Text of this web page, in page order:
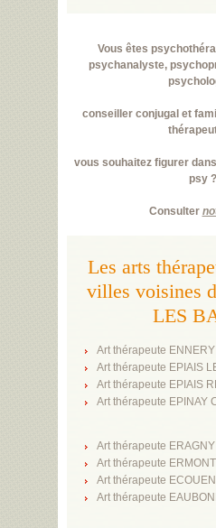
Vous êtes
psychanalyste,
conseiller conjugal et
vous souhaitez figurer
psy ?
Consulter
Les arts
villes voisines
LES
Art thérapeute ENNERY
Art thérapeute EPIAIS
Art thérapeute EPIAIS
Art thérapeute EPINAY
Art thérapeute ERAGNY
Art thérapeute ERMONT
Art thérapeute ECOUEN
Art thérapeute